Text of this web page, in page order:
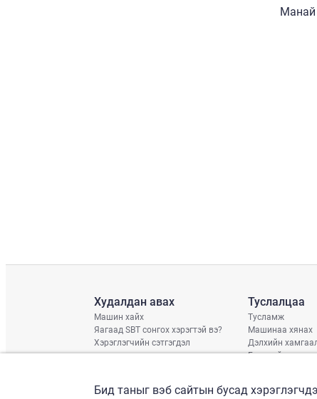
Манай
Худалдан авах
Машин хайх
Яагаад SBT сонгох хэрэгтэй вэ?
Хэрэглэгчийн сэтгэгдэл
Туслалцаа
Тусламж
Машинаа хянах
Дэлхийн
Гэмтлийн
Бид таныг вэб сайтын бусад